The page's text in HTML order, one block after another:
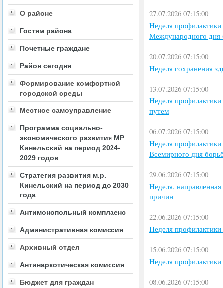
О районе
Гостям района
Почетные граждане
Район сегодня
Формирование комфортной
городской среды
Местное самоуправление
Программа социально-
экономического развития МР
Кинельский на период 2024-
2029 годов
Стратегия развития м.р.
Кинельский на период до 2030
года
Антимонопольный комплаенс
Административная комиссия
Архивный отдел
Антинаркотическая комиссия
Бюджет для граждан
27.07.2026 07:15:00
Неделя профилактики
Международного дня
20.07.2026 07:15:00
Неделя сохранения
13.07.2026 07:15:00
Неделя
путем
06.07.2026 07:15:00
Неделя профилактики
Всемирного дня
29.06.2026 07:15:00
Неделя,
причин
22.06.2026 07:15:00
Неделя профилактики
15.06.2026 07:15:00
Неделя
08.06.2026 07:15:00